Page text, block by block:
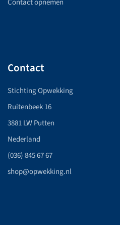
Contact opnemen
Contact
Stichting Opwekking
Ruitenbeek 16
3881 LW Putten
Nederland
(036) 845 67 67
shop@opwekking.nl